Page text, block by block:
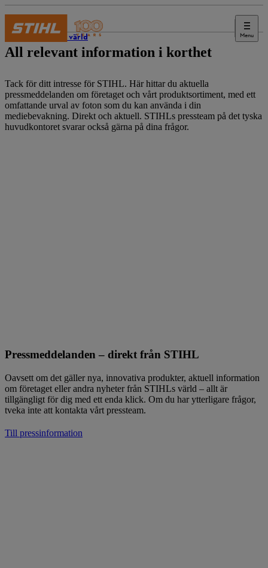
Menu
STIHL:s värld
All relevant information i korthet
Tack för ditt intresse för STIHL. Här hittar du aktuella
pressmeddelanden om företaget och vårt produktsortiment, med ett
omfattande urval av foton som du kan använda i din
mediebevakning. Direkt och aktuell. STIHLs pressteam på det tyska
huvudkontoret svarar också gärna på dina frågor.
Pressmeddelanden – direkt från STIHL
Oavsett om det gäller nya, innovativa produkter, aktuell information
om företaget eller andra nyheter från STIHLs värld – allt är
tillgängligt för dig med ett enda klick. Om du har ytterligare frågor,
tveka inte att kontakta vårt pressteam.
Till pressinformation